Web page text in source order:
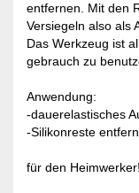
entfernen. Mit den
Versiegeln also als
Das Werkzeug ist
gebrauch zu
Anwendung:
-dauerelastisches
-Silikonreste
für den Heimwerker!